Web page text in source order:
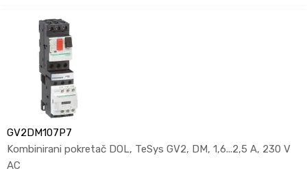
GV2DM107P7
Kombinirani pokretač DOL, TeSys GV2, DM, 1,6...2,5 A, 230 V
AC